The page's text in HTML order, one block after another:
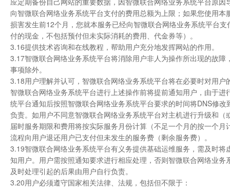
向智微联合网络业务系统平台支付的费用总额为上限；如果您使用
损害发生前12个月，您就本服务已经向智微联合网络业务系统平台
付的现金，不包括预付但未实际消耗的费用、代金券等）。
3.16提供技术咨询和在线教程，帮助用户充分地发挥网站的作用。
3.17智微联合网络业务系统平台将消除用户非人为操作所出现的故
事项除外。
3.18用户理解并认可，智微联合网络业务系统平台将在必要时对用
智微联合网络业务系统平台进行上述操作前将提前通知用户，由于
统平台通知后按照智微联合网络业务系统平台要求的时间将DNS修
负责。如用户不同意智微联合网络业务系统平台对主机进行升级和
届时服务期限和费用将按实际服务月份计算（不足一个月的按一个
流程向用户退还用户已支付但未发生的服务费（剩余服务费）。
3.19智微联合网络业务系统平台有义务提供基础运维服务，需及时
知用户。用户需按照通知要求进行相应处理，否则智微联合网络业
及时处理引起的后果由用户自行负责。
3.20用户必须遵守国家相关法律、法规，包括但不限于：